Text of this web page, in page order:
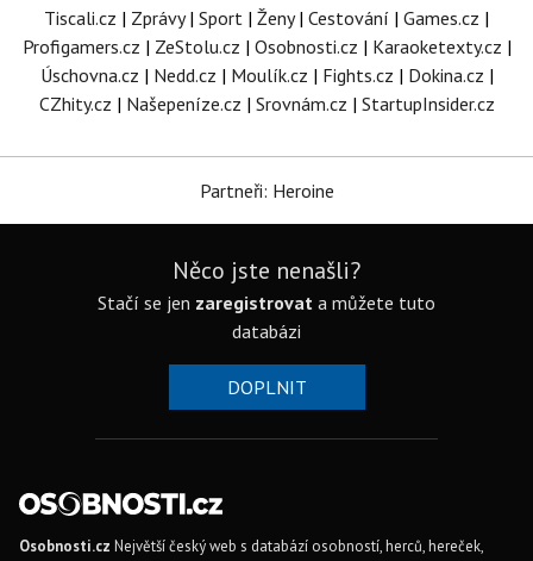
Tiscali.cz | Zprávy| Sport | Ženy| Cestování | Games.cz |
Profigamers.cz | ZeStolu.cz | Osobnosti.cz | Karaoketexty.cz |
Úschovna.cz | Nedd.cz | Moulík.cz | Fights.cz | Dokina.cz |
CZhity.cz | Našepeníze.cz | Srovnám.cz | StartupInsider.cz
Partneři: Heroine
Něco jste nenašli?
Stačí se jen zaregistrovat a můžete tuto
databázi
DOPLNIT
Osobnosti.cz Největší český web s databází osobností, herců, hereček,